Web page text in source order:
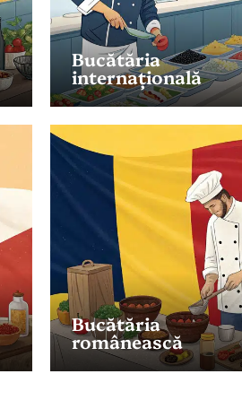
Bucătăria
internațională
Bucătăria
românească